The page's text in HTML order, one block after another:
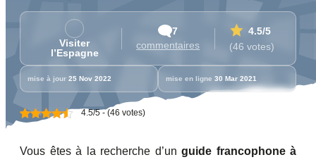
Visiter
l’Espagne
7
commentaires
4.5/5
(46 votes)
mise à jour 25 Nov 2022 mise en ligne 30 Mar 2021
4.5/5 - (46 votes)
Vous êtes à la recherche d’un guide francophone à